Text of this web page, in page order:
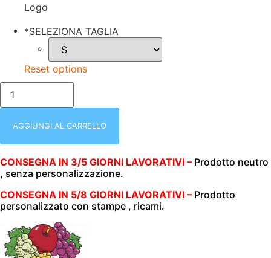
Logo
*SELEZIONA TAGLIA
Reset options
T-
SHIRT
MANICA
|
OF
THE
|
ICONIC
150
100%
COTONE
AGGIUNGI AL CARRELLO
CONSEGNA IN 3/5 GIORNI LAVORATIVI – Prodotto neutro
, senza personalizzazione.
CONSEGNA IN 5/8 GIORNI LAVORATIVI – Prodotto
personalizzato con stampe , ricami.